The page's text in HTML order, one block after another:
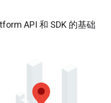
API 和 SDK 的基础